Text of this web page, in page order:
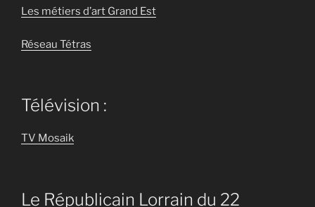
Les métiers d’art Grand Est
Réseau Tétras
Télévision :
TV Mosaik
Le Républicain Lorrain du 22